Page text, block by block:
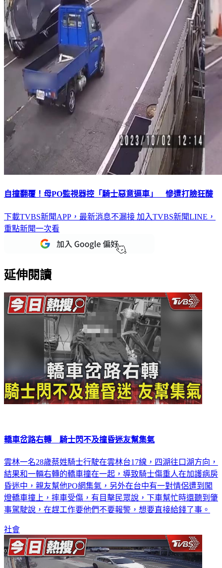
自撞翻覆！母PO監視器控「騎士惡意逼車」 慘遭打臉狂酸
下載TVBS新聞APP，最新消息不漏接 加入TVBS新聞LINE，
重點新聞一次看
延伸閱讀
轎車岔路右轉 騎士閃不及撞昏迷友幫集氣
雲林一名28歲蔡姓騎士行駛在雲林台17線，四湖往口湖方向，
結果和一輛右轉的轎車撞在一起，導致騎士傷重人在加護病房
昏迷中，親友幫他PO網集氣，另外在台中有一對情侶遭到闖
燈轎車撞上，摔車受傷，有目擊民眾說，下車幫忙時還聽到肇
事駕駛說，在趕工作要他們不要報警，想要直接給錢了事。
社會